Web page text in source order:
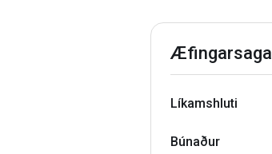
Æfingarsaga
Líkamshluti
Búnaður